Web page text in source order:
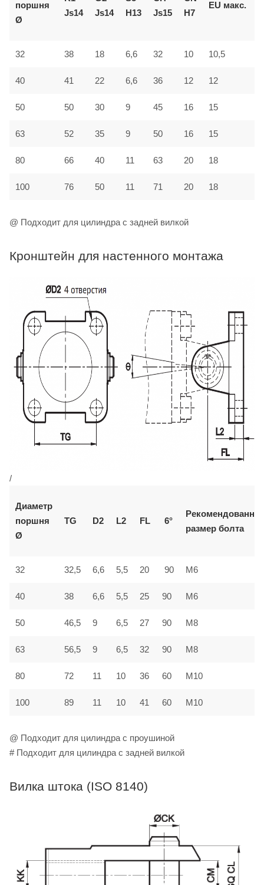
поршня
Ø
Js14
Js14
H13
Js15
H7
EU макс.
32 38 18 6,6 32 10 10,5
40 41 22 6,6 36 12 12
50 50 30 9 45 16 15
63 52 35 9 50 16 15
80 66 40 11 63 20 18
100 76 50 11 71 20 18
@ Подходит для цилиндра с задней вилкой
Кронштейн для настенного монтажа
/
Диаметр
поршня
Ø
TG D2 L2 FL 6°
размер болта
32 32,5 6,6 5,5 20 90 M6
40 38 6,6 5,5 25 90 M6
50 46,5 9 6,5 27 90 M8
63 56,5 9 6,5 32 90 M8
80 72 11 10 36 60 M10
100 89 11 10 41 60 M10
@ Подходит для цилиндра с проушиной
# Подходит для цилиндра с задней вилкой
Вилка штока (ISO 8140)